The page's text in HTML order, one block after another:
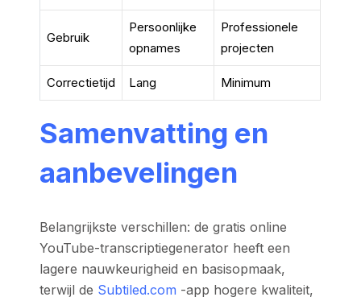
Gebruik
Persoonlijke
opnames
Professionele
projecten
Correctietijd Lang Minimum
Samenvatting en
aanbevelingen
Belangrijkste verschillen: de gratis online
YouTube-transcriptiegenerator heeft een
lagere nauwkeurigheid en basisopmaak,
terwijl de Subtiled.com -app hogere kwaliteit,